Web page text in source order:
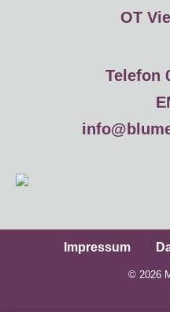
OT
Telefon
Impressum
© 2026